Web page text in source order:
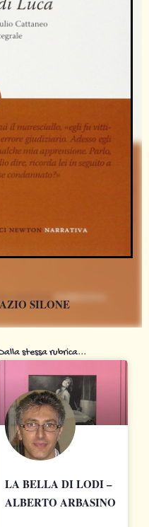
SILONE
stessa rubrica...
LA BELLA DI LODI –
ALBERTO ARBASINO